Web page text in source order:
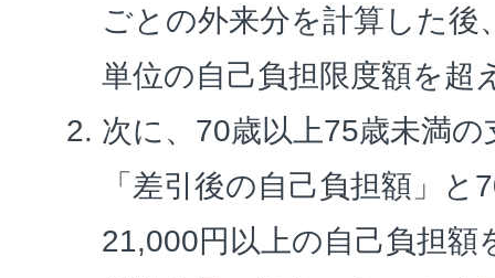
ごとの外来分を計算した後
単位の自己負担限度額を超
次に、70歳以上75歳未満
「差引後の自己負担額」
21,000円以上の自己負担額